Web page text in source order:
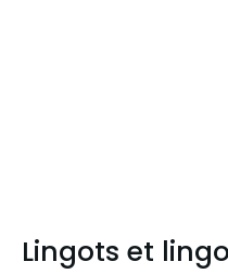
Lingots et